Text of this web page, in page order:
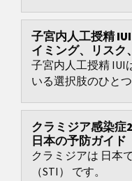
子宮内人工授精
イミング、リスク
子宮内人工授精 IUI
いる選択肢のひとつ
クラミジア感染症
日本の予防ガイド
クラミジアは 日本
（STI） です。